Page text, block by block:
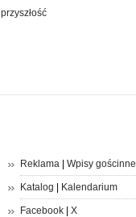
przyszłość
Reklama| Wpisy gościnne
Katalog | Kalendarium
Facebook| X